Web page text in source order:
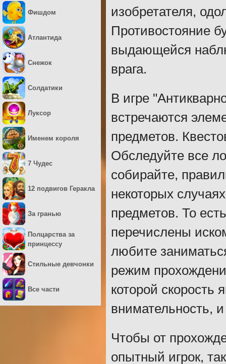
изобретателя,
Противостояние
выдающейся
врага.
В игре
встречаются
предметов.
Обследуйте все
собирайте,
некоторых
предметов. То
перечислены
любите
режим
которой скорость
внимательность,
Чтобы от
опытный игрок,
Фишдом
Атлантида
Снежок
Солдатики
Луксор
Именем короля
7 Чудес
12 подвигов Геракла
За гранью
Полцарства за
принцессу
Стильные девчонки
Все части